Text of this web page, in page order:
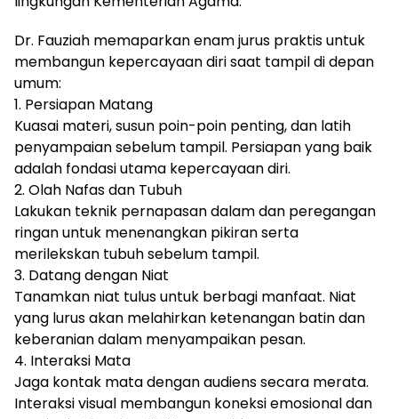
Dr. Fauziah memaparkan enam jurus praktis untuk
membangun kepercayaan diri saat tampil di depan
umum:
1. Persiapan Matang
Kuasai materi, susun poin-poin penting, dan latih
penyampaian sebelum tampil. Persiapan yang baik
adalah fondasi utama kepercayaan diri.
2. Olah Nafas dan Tubuh
Lakukan teknik pernapasan dalam dan peregangan
ringan untuk menenangkan pikiran serta
merilekskan tubuh sebelum tampil.
3. Datang dengan Niat
Tanamkan niat tulus untuk berbagi manfaat. Niat
yang lurus akan melahirkan ketenangan batin dan
keberanian dalam menyampaikan pesan.
4. Interaksi Mata
Jaga kontak mata dengan audiens secara merata.
Interaksi visual membangun koneksi emosional dan